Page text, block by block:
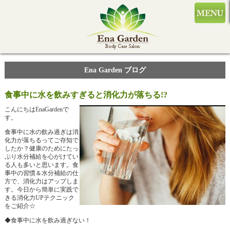
Ena Garden ブログ
食事中に水を飲みすぎると消化力が落ちる!?
こんにちはEnaGardenで
す。
食事中に水の飲み過ぎは消
化力が落ちるってご存知で
したか？健康のためにたっ
ぷり水分補給を心がけてい
る人も多いと思います。食
事中の習慣＆水分補給の仕
方で、消化力はアップしま
す。今日から簡単に実践で
きる消化力UPテクニック
をご紹介☆
◆食事中に水を飲み過ぎない！